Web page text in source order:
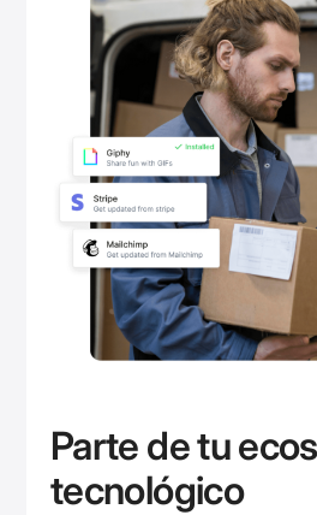
Parte de tu
tecnológico